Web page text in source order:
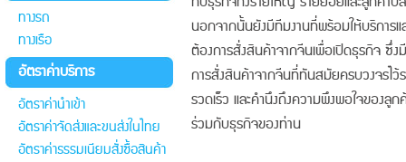
ทางรถ
ทางเรือ
อัตราค่าบริการ
อัตราค่านำเข้า
อัตราค่าจัดส่งและขนส่งในไทย
อัตราค่าธรรมเนียมสั่งซื้อสินค้า
นอกจากนั้นยังมีทีมงานที่พร้อมให้บริการ
ต้องการสั่งสินค้าจากจีนเพื่อเปิดธุรกิจ ซึ่
การสั่งสินค้าจากจีนที่ทันสมัยครบวงจรไว้
รวดเร็ว และคำนึงถึงความพึงพอใจของลู
ร่วมกับธุรกิจของท่าน